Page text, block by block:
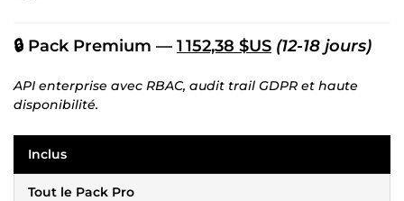
🔒 Pack Premium — 1 152,38 $US (12-18 jours)
API enterprise avec RBAC, audit trail GDPR et haute
disponibilité.
Inclus
Tout le Pack Pro